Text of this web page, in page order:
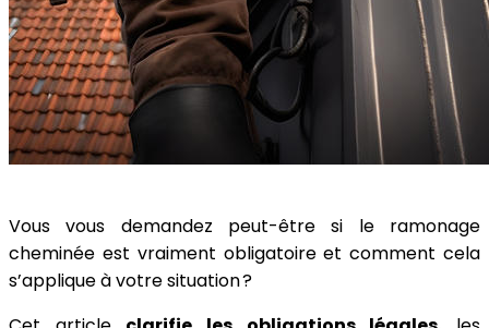
Vous vous demandez peut-être si le ramonage
cheminée est vraiment obligatoire et comment cela
s’applique à votre situation ?